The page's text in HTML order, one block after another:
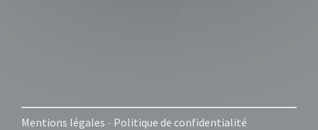
Mentions légales - Politique de confidentialité